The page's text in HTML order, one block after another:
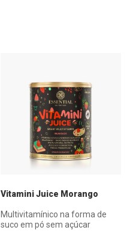
Vitamini Juice Morango
Multivitamínico na forma de
suco em pó sem açúcar